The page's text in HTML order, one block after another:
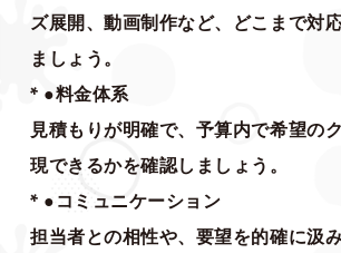
ズ展開、動画制作など、どこまで対
ましょう。
* ●料金体系
見積もりが明確で、予算内で希望の
現できるかを確認しましょう。
* ●コミュニケーション
担当者との相性や、要望を的確に汲